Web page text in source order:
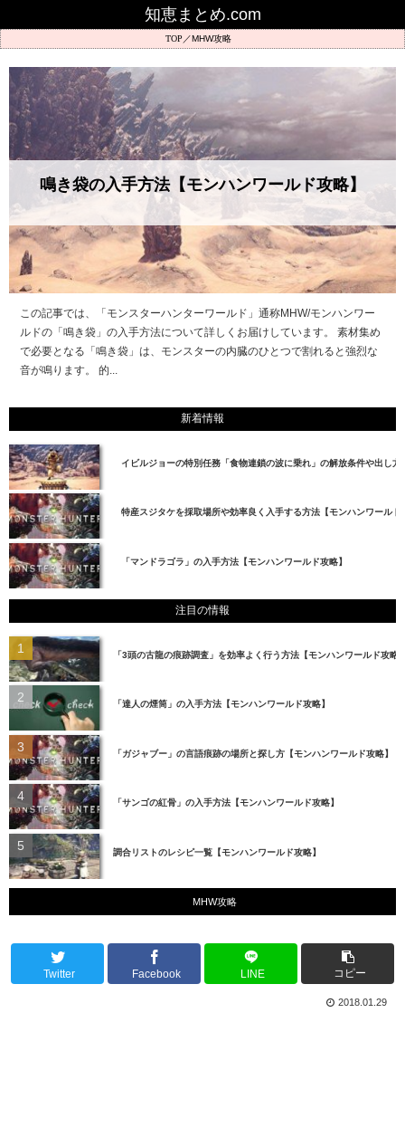
知恵まとめ.com
MHW攻略
鳴き袋の入手方法【モンハンワールド攻略】
この記事では、「モンスターハンターワールド」通称MHW/モンハンワー
ルドの「鳴き袋」の入手方法について詳しくお届けしています。 素材集め
で必要となる「鳴き袋」は、モンスターの内臓のひとつで割れると強烈な
音が鳴ります。 的...
新着情報
イビルジョーの特別任務「食物連鎖の波に乗れ」の解放条件や出し
特産スジタケを採取場所や効率良く入手する方法【モンハンワールド
「マンドラゴラ」の入手方法【モンハンワールド攻略】
注目の情報
「3頭の古龍の痕跡調査」を効率よく行う方法【モンハンワールド攻略
「達人の煙筒」の入手方法【モンハンワールド攻略】
「ガジャブー」の言語痕跡の場所と探し方【モンハンワールド攻略】
「サンゴの紅骨」の入手方法【モンハンワールド攻略】
調合リストのレシピ一覧【モンハンワールド攻略】
MHW攻略
Twitter Facebook LINE コピー
2018.01.29